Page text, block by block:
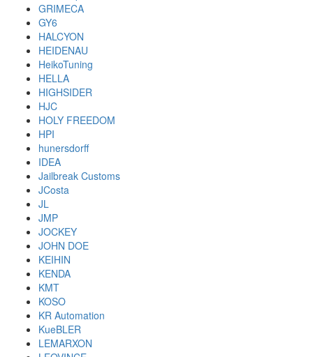
GRIMECA
GY6
HALCYON
HEIDENAU
HeikoTuning
HELLA
HIGHSIDER
HJC
HOLY FREEDOM
HPI
hunersdorff
IDEA
Jailbreak Customs
JCosta
JL
JMP
JOCKEY
JOHN DOE
KEIHIN
KENDA
KMT
KOSO
KR Automation
KueBLER
LEMARXON